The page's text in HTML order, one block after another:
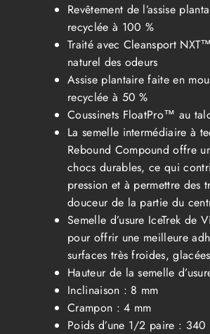
Revêtement de l’assise
recyclée à 100 %
Traité avec Cleansport
naturel des odeurs
Assise plantaire faite en
recyclée à 50 %
Coussinets FloatPro™ au
La semelle intermédiaire à
Rebound Compound offre
chocs durables, ce qui
pression et à permettre des
douceur de la partie du
Semelle d’usure IceTrek de
pour offrir une meilleure
surfaces très froides,
Hauteur de la semelle
Inclinaison : 8 mm
Crampon : 4 mm
Poids d’une 1/2 paire :